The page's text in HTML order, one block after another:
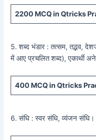
2200 MCQ in Qtricks
5. शब्द भंडार : तत्सम, तद्भव,
में आए प्रचलित शब्द), एकार्थी
400 MCQ in Qtricks
6. संधि : स्वर संधि, व्यंजन संधि।